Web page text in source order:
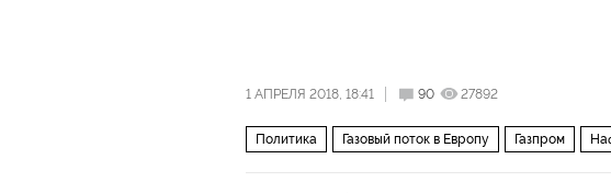
1 АПРЕЛЯ 2018, 18:41 90 27892
Политика Газовый поток в Европу Газпром